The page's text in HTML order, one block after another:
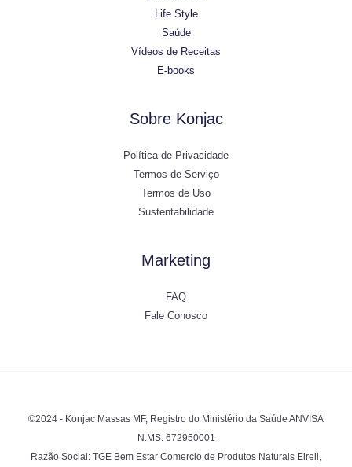
Life Style
Saúde
Vídeos de Receitas
E-books
Sobre Konjac
Política de Privacidade
Termos de Serviço
Termos de Uso
Sustentabilidade
Marketing
FAQ
Fale Conosco
©2024 - Konjac Massas MF, Registro do Ministério da Saúde ANVISA
N.MS: 672950001
Razão Social: TGE Bem Estar Comercio de Produtos Naturais Eireli,